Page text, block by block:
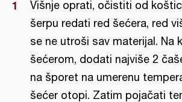
Višnje oprati, očistiti od
šerpu redati red šećera, red
se ne utroši sav materijal. Na
šećerom, dodati najviše 2
na šporet na umerenu
šećer otopi. Zatim pojačati